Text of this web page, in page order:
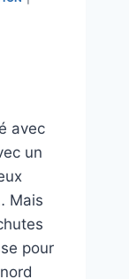
avec
un
Mais
pour